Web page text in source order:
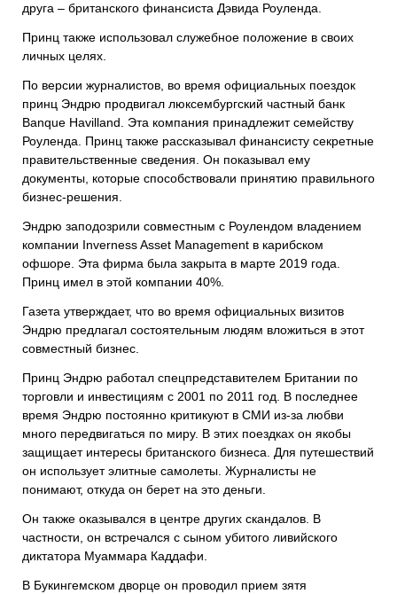
друга – британского финансиста Дэвида Роуленда.
Принц также использовал служебное положение в своих
личных целях.
По версии журналистов, во время официальных поездок
принц Эндрю продвигал люксембургский частный банк
Banque Havilland. Эта компания принадлежит семейству
Роуленда. Принц также рассказывал финансисту секретные
правительственные сведения. Он показывал ему
документы, которые способствовали принятию правильного
бизнес-решения.
Эндрю заподозрили совместным с Роулендом владением
компании Inverness Asset Management в карибском
офшоре. Эта фирма была закрыта в марте 2019 года.
Принц имел в этой компании 40%.
Газета утверждает, что во время официальных визитов
Эндрю предлагал состоятельным людям вложиться в этот
совместный бизнес.
Принц Эндрю работал спецпредставителем Британии по
торговли и инвестициям с 2001 по 2011 год. В последнее
время Эндрю постоянно критикуют в СМИ из-за любви
много передвигаться по миру. В этих поездках он якобы
защищает интересы британского бизнеса. Для путешествий
он использует элитные самолеты. Журналисты не
понимают, откуда он берет на это деньги.
Он также оказывался в центре других скандалов. В
частности, он встречался с сыном убитого ливийского
диктатора Муаммара Каддафи.
В Букингемском дворце он проводил прием зятя